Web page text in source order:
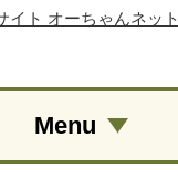
イト オーちゃんネット
Menu